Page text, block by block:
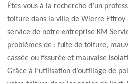
Êtes-vous à la recherche d’un
toiture dans la ville de Wierre Effroy
service de notre entreprise KM
problèmes de : fuite de toiture,
cassée ou fissurée et mauvaise
Grâce à l’utilisation d’outillage de